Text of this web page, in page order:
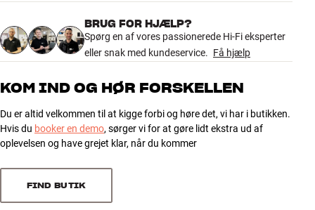
Farve
Hvid
Vægt (kg)
0
Vægt emballage (kg)
1
x dybde)
højde x dybde)
GENERELLE EGENSKABER
Gulvstander til Sonos One, Sonos One SL og Sonos Play:1
Diskret kabelføring
Solidt udført i stål og aluminium
5 anmeldelser
3 0
2
Sorter efter
BRUG FOR HJÆLP?
Spørg en af vores passionerede Hi-Fi eksperter
eller snak med kundeservice. Få hjælp
KOM IND OG HØR FORSKELLEN
Du er altid velkommen til at kigge forbi og høre det, vi har i butikken.
Hvis du booker en demo, sørger vi for at gøre lidt ekstra ud af
oplevelsen og have grejet klar, når du kommer
FIND BUTIK